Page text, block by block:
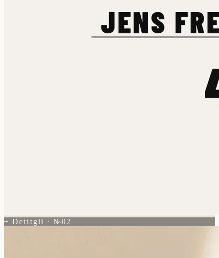
+ Dettagli · №02